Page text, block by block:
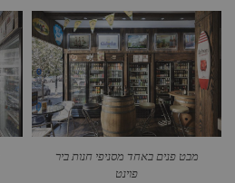
מבט פנים באחד מסניפי חנות ביר
פוינט